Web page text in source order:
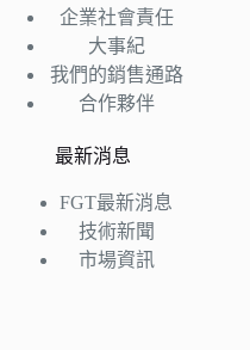
企業社會責任
大事紀
我們的銷售通路
合作夥伴
最新消息
FGT最新消息
技術新聞
市場資訊